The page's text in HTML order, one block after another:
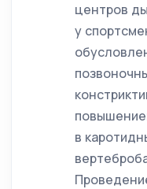
центров
у
в